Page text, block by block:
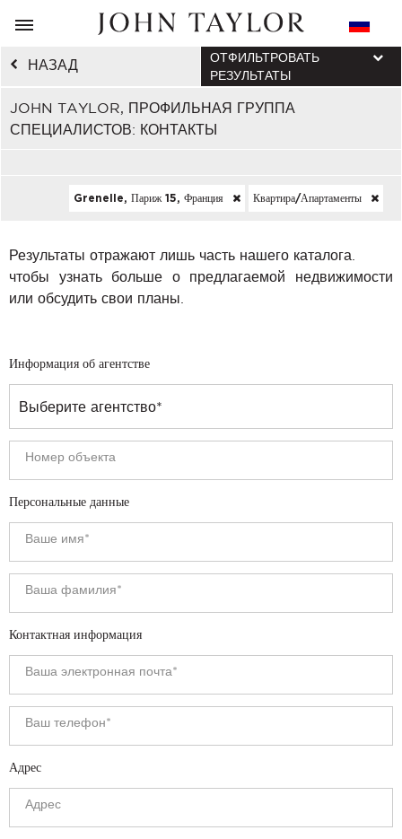
НАЗАД
JOHN TAYLOR, ПРОФИЛЬНАЯ ГРУППА
СПЕЦИАЛИСТОВ: КОНТАКТЫ
ОТФИЛЬТРОВАТЬ
РЕЗУЛЬТАТЫ
Grenelle, Париж 15, Франция Квартира/апартаменты
Результаты отражают лишь часть нашего каталога.
чтобы узнать больше о предлагаемой недвижимости
или обсудить свои планы.
Информация об агентстве
Персональные данные
Контактная информация
Адрес